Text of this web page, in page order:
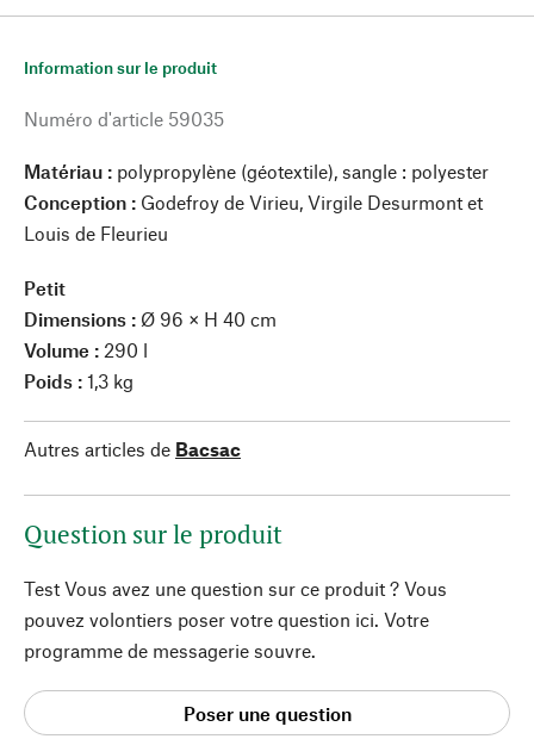
Information sur le produit
Numéro d'article 59035
Matériau : polypropylène (géotextile), sangle : polyester
Conception : Godefroy de Virieu, Virgile Desurmont et
Louis de Fleurieu
Petit
Dimensions : Ø 96 × H 40 cm
Volume : 290 l
Poids : 1,3 kg
Autres articles de Bacsac
Question sur le produit
Test Vous avez une question sur ce produit ? Vous
pouvez volontiers poser votre question ici. Votre
programme de messagerie souvre.
Poser une question